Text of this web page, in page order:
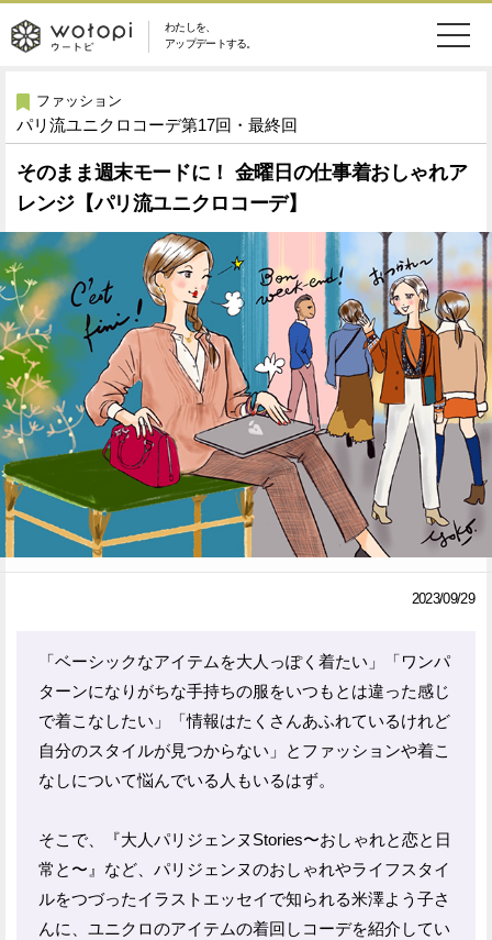
わたしを、
アップデートする。
wotopi
-
ウ
ー
ト
ピ
メ
ニ
ュ
ー
恋愛・結婚
美容・コスメ 妊娠・出産
健康
ライフスタイル ファッション
ソーシャル SDGs
アイテム
検
ウートピとは？
Facebook
ェ
ア
る
Twitter
ア
ファッション
パリ流ユニクロコーデ第17回・最終回
そのまま週末モードに！ 金曜日の仕事着おしゃれア
レンジ【パリ流ユニクロコーデ】
2023/09/29
「ベーシックなアイテムを大人っぽく着たい」「ワンパ
ターンになりがちな手持ちの服をいつもとは違った感じ
で着こなしたい」「情報はたくさんあふれているけれど
自分のスタイルが見つからない」とファッションや着こ
なしについて悩んでいる人もいるはず。
そこで、『大人パリジェンヌStories〜おしゃれと恋と日
常と〜』など、パリジェンヌのおしゃれやライフスタイ
ルをつづったイラストエッセイで知られる米澤よう子さ
んに、ユニクロのアイテムの着回しコーデを紹介してい